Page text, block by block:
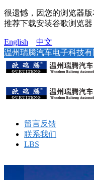
很遗憾，因您的浏览器
推荐下载安装谷歌浏览器
English
中文
温州瑞腾汽车电子科技有
留言反馈
联系我们
LBS